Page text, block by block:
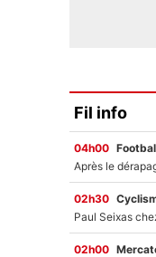
Fil info
04h00
02h30
02h00